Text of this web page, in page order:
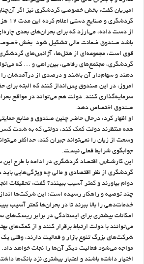
امیریان گفت: بخش خصوصی گردشگری نیز اگر
از دست داده، می‌ارزد که برای بحران‌های بعدی
باشد صندوق ضمانت مالی تشکیل شود. بخش
قوی است، مجموعه‌ای از هتل‌ها، آژانس‌های گردشگری،
گردشگری، مجتمع‌های رفاهی، بین‌راهی و … که
دهند و سهام‌دار آن باشند و درصدی از درآمدشان را
امروز، در این صندوق پس‌انداز کنند که البته برای
سرمایه‌گذاری کنند. دولت هم می‌تواند در مواقع
صندوق اختصاص دهد.
او اظهار کرد: درحال حاضر چنین صندوق و منابع
همه منتظرند دولت کمک کند، دولتی که به شدت
وسعت از زیان را نمی‌تواند جبران کند، حداکثر
جوابگوی شرایط فعلی نیست.
این کارشناس اقتصاد گردشگری در ادامه با طرح
گردشگری از نظر اقتصادی و مالی چه ویژگی‌هایی باید
دوام بیاورند و کمتر آسیب ببینند؟ گفت: تحقیقات
چند توصیه و راهکار رسیده است؛ این شرکت‌ها
خدمات‌دهی را بالا ببرند تا در بحران‌ها کمتر آسیب
امکانات بیشتری برای ایستادگی در برابر ریسک‌های
می‌توانند با دولت ارتباط برقرار کنند و از کمک‌های
شرکت‌های بزرگ تنوع بازار و فعالیت دارند، وقتی یک
مواجه می‌شود فعالیت دیگر آن‌ها را نجات خواهد
اختیار داشته باشند و اعتبار بیشتری نزد بانک‌ها